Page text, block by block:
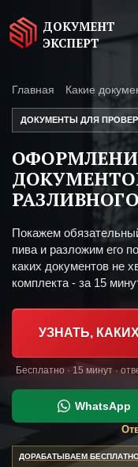
ДОКУМЕНТ
ЭКСПЕРТ
Главная Какие
ДОКУМЕНТЫ ДЛЯ
Покажем
пива и разложим его
каких документов не
комплекта - за 15
УЗНАТЬ,
Бесплатно · 15 минут ·
WhatsApp
ДОРАБАТЫВАЕМ